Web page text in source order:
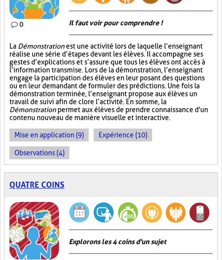
0 Il faut voir pour comprendre !
La Démonstrationest une activité lors de laquelle l’enseignant
réalise une série d’étapes devant les élèves. Il accompagne ses
gestes d’explications et s’assure que tous les élèves ont accès à
l’information transmise. Lors de la démonstration, l’enseignant
engage la participation des élèves en leur posant des questions
ou en leur demandant de formuler des prédictions. Une fois la
démonstration terminée, l’enseignant propose aux élèves un
travail de suivi afin de clore l’activité. En somme, la
Démonstrationpermet aux élèves de prendre connaissance d'un
contenu nouveau de manière visuelle et interactive.
Mise en application (9) Expérience (10)
Observations (4)
QUATRE COINS
Explorons les 4 coins d'un sujet